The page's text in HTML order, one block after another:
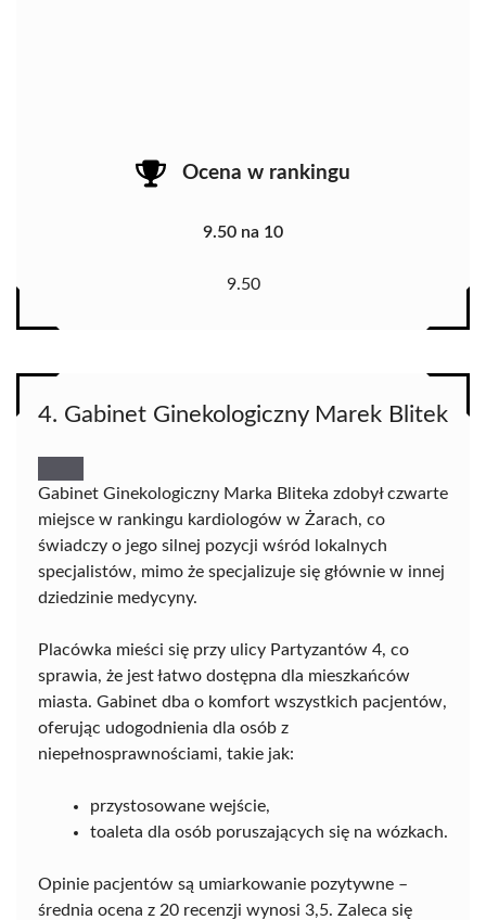
Ocena w rankingu
9.50 na 10
9.50
4. Gabinet Ginekologiczny Marek Blitek
Gabinet Ginekologiczny Marka Bliteka zdobył czwarte
miejsce w rankingu kardiologów w Żarach, co
świadczy o jego silnej pozycji wśród lokalnych
specjalistów, mimo że specjalizuje się głównie w innej
dziedzinie medycyny.
Placówka mieści się przy ulicy Partyzantów 4, co
sprawia, że jest łatwo dostępna dla mieszkańców
miasta. Gabinet dba o komfort wszystkich pacjentów,
oferując udogodnienia dla osób z
niepełnosprawnościami, takie jak:
przystosowane wejście,
toaleta dla osób poruszających się na wózkach.
Opinie pacjentów są umiarkowanie pozytywne –
średnia ocena z 20 recenzji wynosi 3,5. Zaleca się